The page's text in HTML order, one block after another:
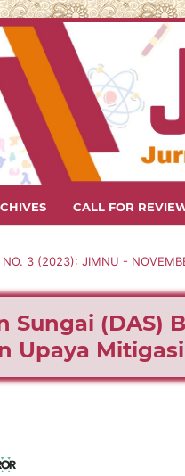
CALL FOR
NO. 3 (2023): JIMNU -
Sungai (DAS)
Upaya Mitigasi